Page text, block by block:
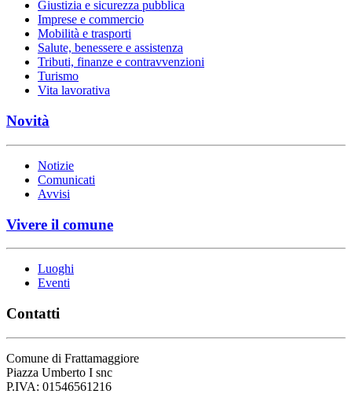
Giustizia e sicurezza pubblica
Imprese e commercio
Mobilità e trasporti
Salute, benessere e assistenza
Tributi, finanze e contravvenzioni
Turismo
Vita lavorativa
Novità
Notizie
Comunicati
Avvisi
Vivere il comune
Luoghi
Eventi
Contatti
Comune di Frattamaggiore
Piazza Umberto I snc
P.IVA: 01546561216